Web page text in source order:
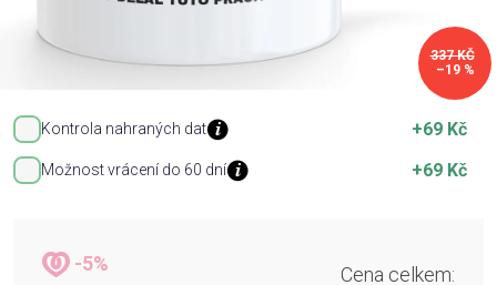
Kontrola nahraných dat +69 Kč
Možnost vrácení do 60 dní +69 Kč
-5% Cena celkem:
337 KČ
–19 %